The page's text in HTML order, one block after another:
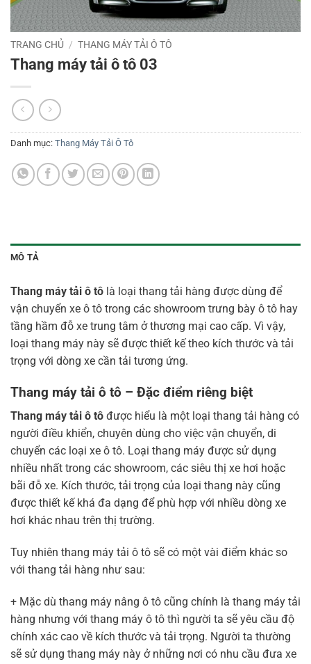
TRANG CHỦ / THANG MÁY TẢI Ô TÔ
Thang máy tải ô tô 03
Danh mục: Thang Máy Tải Ô Tô
MÔ TẢ
Thang máy tải ô tô là loại thang tải hàng được dùng để
vận chuyển xe ô tô trong các showroom trưng bày ô tô hay
tầng hầm đỗ xe trung tâm ở thương mại cao cấp. Vì vậy,
loại thang máy này sẽ được thiết kế theo kích thước và tải
trọng với dòng xe cần tải tương ứng.
Thang máy tải ô tô – Đặc điểm riêng biệt
Thang máy tải ô tô được hiểu là một loại thang tải hàng có
người điều khiển, chuyên dùng cho việc vận chuyển, di
chuyển các loại xe ô tô. Loại thang máy được sử dụng
nhiều nhất trong các showroom, các siêu thị xe hơi hoặc
bãi đỗ xe. Kích thước, tải trọng của loại thang này cũng
được thiết kế khá đa dạng để phù hợp với nhiều dòng xe
hơi khác nhau trên thị trường.
Tuy nhiên thang máy tải ô tô sẽ có một vài điểm khác so
với thang tải hàng như sau:
+ Mặc dù thang máy nâng ô tô cũng chính là thang máy tải
hàng nhưng với thang máy ô tô thì người ta sẽ yêu cầu độ
chính xác cao về kích thước và tải trọng. Người ta thường
sẽ sử dụng thang máy này ở những nơi có nhu cầu đưa xe